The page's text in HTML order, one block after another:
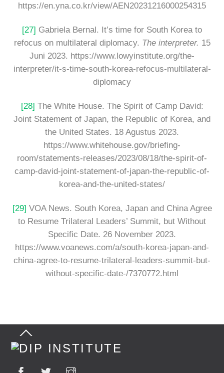
https://en.yna.co.kr/view/AEN20231216000254315
[27] Gabriela Bernal. It’s time for South Korea to
refocus on multilateral diplomacy. The interpreter. 15
Juni 2023. https://www.lowyinstitute.org/the-
interpreter/it-s-time-south-korea-refocus-multilateral-
diplomacy
[28] The White House. The Spirit of Camp David:
Joint Statement of Japan, the Republic of Korea, and
the United States. 18 Agustus 2023.
https://www.whitehouse.gov/briefing-
room/statements-releases/2023/08/18/the-spirit-of-
camp-david-joint-statement-of-japan-the-republic-of-
korea-and-the-united-states/
[29] VOA News. South Korea, Japan and China Agree
to Resume Trilateral Leaders’ Summit, but Without
Specific Date. 26 November 2023.
https://www.voanews.com/a/south-korea-japan-and-
china-agree-to-resume-trilateral-leaders-summit-but-
without-specific-date-/7370772.html
Back
Top